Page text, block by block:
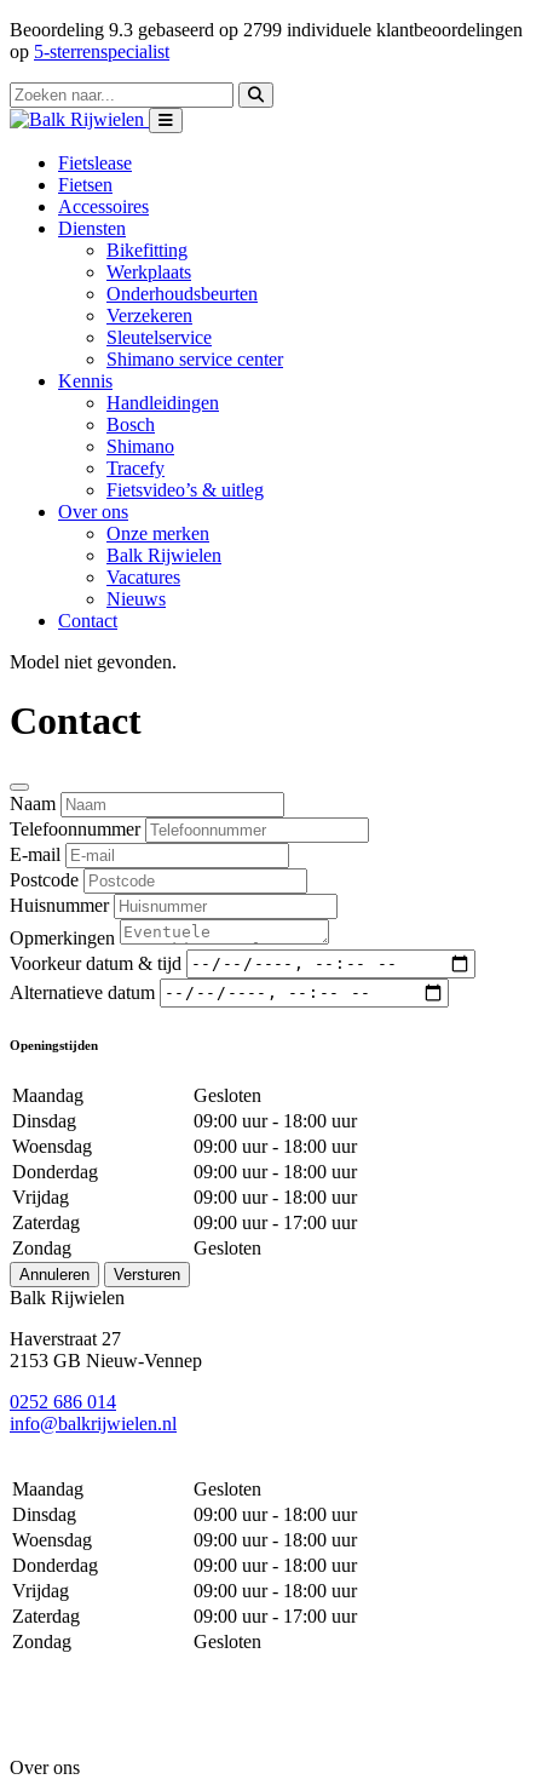
Beoordeling 9.3 gebaseerd op 2799 individuele klantbeoordelingen
op 5-sterrenspecialist
Fietslease
Fietsen
Accessoires
Diensten
Bikefitting
Werkplaats
Onderhoudsbeurten
Verzekeren
Sleutelservice
Shimano service center
Kennis
Handleidingen
Bosch
Shimano
Tracefy
Fietsvideo’s & uitleg
Over ons
Onze merken
Balk Rijwielen
Vacatures
Nieuws
Contact
Model niet gevonden.
Contact
Naam
Telefoonnummer
E-mail
Postcode
Huisnummer
Opmerkingen
Voorkeur datum & tijd
Alternatieve datum
Openingstijden
Maandag
Gesloten
Dinsdag
09:00 uur - 18:00 uur
Woensdag
09:00 uur - 18:00 uur
Donderdag
09:00 uur - 18:00 uur
Vrijdag
09:00 uur - 18:00 uur
Zaterdag
09:00 uur - 17:00 uur
Zondag
Gesloten
Annuleren Versturen
Balk Rijwielen
Haverstraat 27
2153 GB Nieuw-Vennep
0252 686 014
info@balkrijwielen.nl
Maandag
Gesloten
Dinsdag
09:00 uur - 18:00 uur
Woensdag
09:00 uur - 18:00 uur
Donderdag
09:00 uur - 18:00 uur
Vrijdag
09:00 uur - 18:00 uur
Zaterdag
09:00 uur - 17:00 uur
Zondag
Gesloten
Over ons